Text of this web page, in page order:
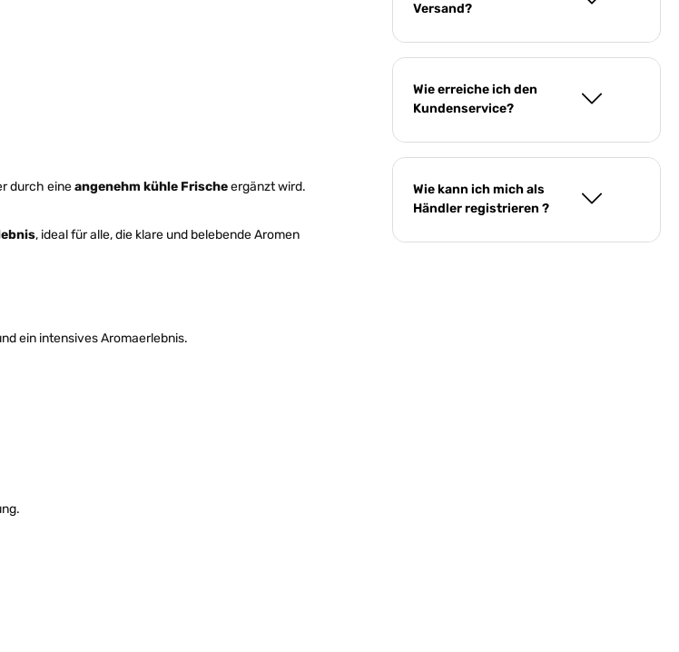
durch eineangenehm kühle Frischeergänzt wird.
, ideal für alle, die klare und belebende Aromen
ein intensives Aromaerlebnis.
Versand?
Wie erreiche ich den
Kundenservice?
Wie kann ich mich als
Händler registrieren ?